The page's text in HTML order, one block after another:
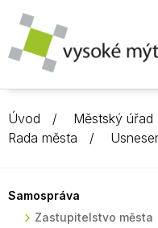
Úvod Městský úřad
Rada města
Samospráva
Zastupitelstvo města